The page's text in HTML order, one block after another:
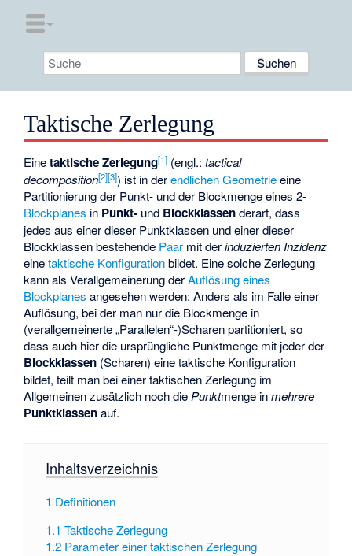
Taktische Zerlegung
Einetaktische Zerlegung[1] (engl.:tactical
decomposition[2][3]) ist in derendlichen Geometrieeine
Partitionierung der Punkt- und der Blockmenge eines 2-
Blockplanes in Punkt- und Blockklassenderart, dass
jedes aus einer dieser Punktklassen und einer dieser
Blockklassen bestehende Paar mit derinduzierten Inzidenz
einetaktische Konfigurationbildet. Eine solche Zerlegung
kann als Verallgemeinerung derAuflösung eines
Blockplanes angesehen werden: Anders als im Falle einer
Auflösung, bei der man nur die Blockmenge in
(verallgemeinerte „Parallelen“-)Scharen partitioniert, so
dass auch hier die ursprüngliche Punktmenge mit jeder der
Blockklassen (Scharen) eine taktische Konfiguration
bildet, teilt man bei einer taktischen Zerlegung im
Allgemeinen zusätzlich noch diePunktmenge inmehrere
Punktklassenauf.
Inhaltsverzeichnis
1 Definitionen
1.1 Taktische Zerlegung
1.2 Parameter einer taktischen Zerlegung